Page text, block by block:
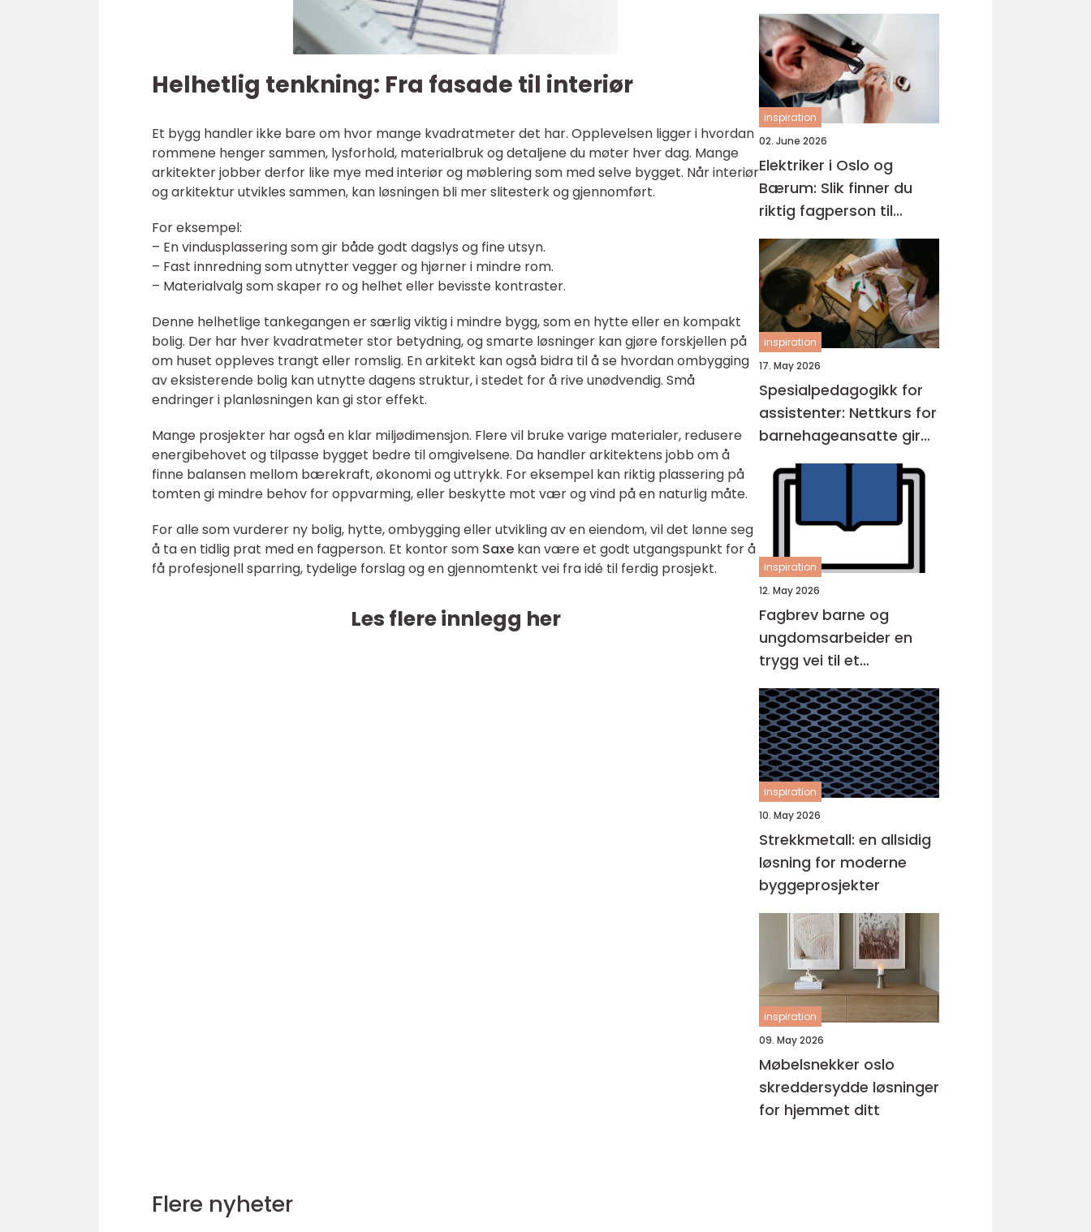
Helhetlig tenkning: Fra fasade til interiør
Et bygg handler ikke bare om hvor mange kvadratmeter det har. Opplevelsen ligger i hvordan
rommene henger sammen, lysforhold, materialbruk og detaljene du møter hver dag. Mange
arkitekter jobber derfor like mye med interiør og møblering som med selve bygget. Når interiør
og arkitektur utvikles sammen, kan løsningen bli mer slitesterk og gjennomført.
For eksempel:
– En vindusplassering som gir både godt dagslys og fine utsyn.
– Fast innredning som utnytter vegger og hjørner i mindre rom.
– Materialvalg som skaper ro og helhet eller bevisste kontraster.
Denne helhetlige tankegangen er særlig viktig i mindre bygg, som en hytte eller en kompakt
bolig. Der har hver kvadratmeter stor betydning, og smarte løsninger kan gjøre forskjellen på
om huset oppleves trangt eller romslig. En arkitekt kan også bidra til å se hvordan ombygging
av eksisterende bolig kan utnytte dagens struktur, i stedet for å rive unødvendig. Små
endringer i planløsningen kan gi stor effekt.
Mange prosjekter har også en klar miljødimensjon. Flere vil bruke varige materialer, redusere
energibehovet og tilpasse bygget bedre til omgivelsene. Da handler arkitektens jobb om å
finne balansen mellom bærekraft, økonomi og uttrykk. For eksempel kan riktig plassering på
tomten gi mindre behov for oppvarming, eller beskytte mot vær og vind på en naturlig måte.
For alle som vurderer ny bolig, hytte, ombygging eller utvikling av en eiendom, vil det lønne seg
å ta en tidlig prat med en fagperson. Et kontor som Saxe kan være et godt utgangspunkt for å
få profesjonell sparring, tydelige forslag og en gjennomtenkt vei fra idé til ferdig prosjekt.
Les flere innlegg her
inspiration
02. June 2026
Elektriker i Oslo og
Bærum: Slik finner du
riktig fagperson til
jobben
inspiration
17. May 2026
Spesialpedagogikk for
assistenter: Nettkurs for
barnehageansatte gir
fleksibel opplæring
inspiration
12. May 2026
Fagbrev barne og
ungdomsarbeider en
trygg vei til et
meningsfullt yrke
inspiration
10. May 2026
Strekkmetall: en allsidig
løsning for moderne
byggeprosjekter
inspiration
09. May 2026
Møbelsnekker oslo
skreddersydde løsninger
for hjemmet ditt
Flere nyheter